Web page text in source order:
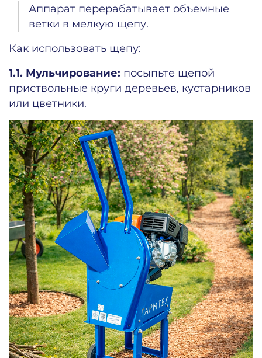
Аппарат перерабатывает объемные
ветки в мелкую щепу.
Как использовать щепу:
1.1. Мульчирование: посыпьте щепой
приствольные круги деревьев, кустарников
или цветники.